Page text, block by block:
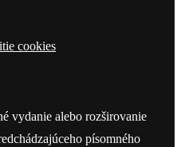
cookies
vydanie alebo rozširovanie
písomného